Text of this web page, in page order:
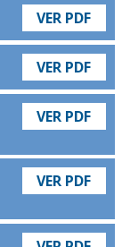
VER PDF
VER PDF
VER PDF
VER PDF